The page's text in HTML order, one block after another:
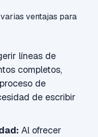
ventajas para
líneas de
completos,
de
de escribir
Al ofrecer